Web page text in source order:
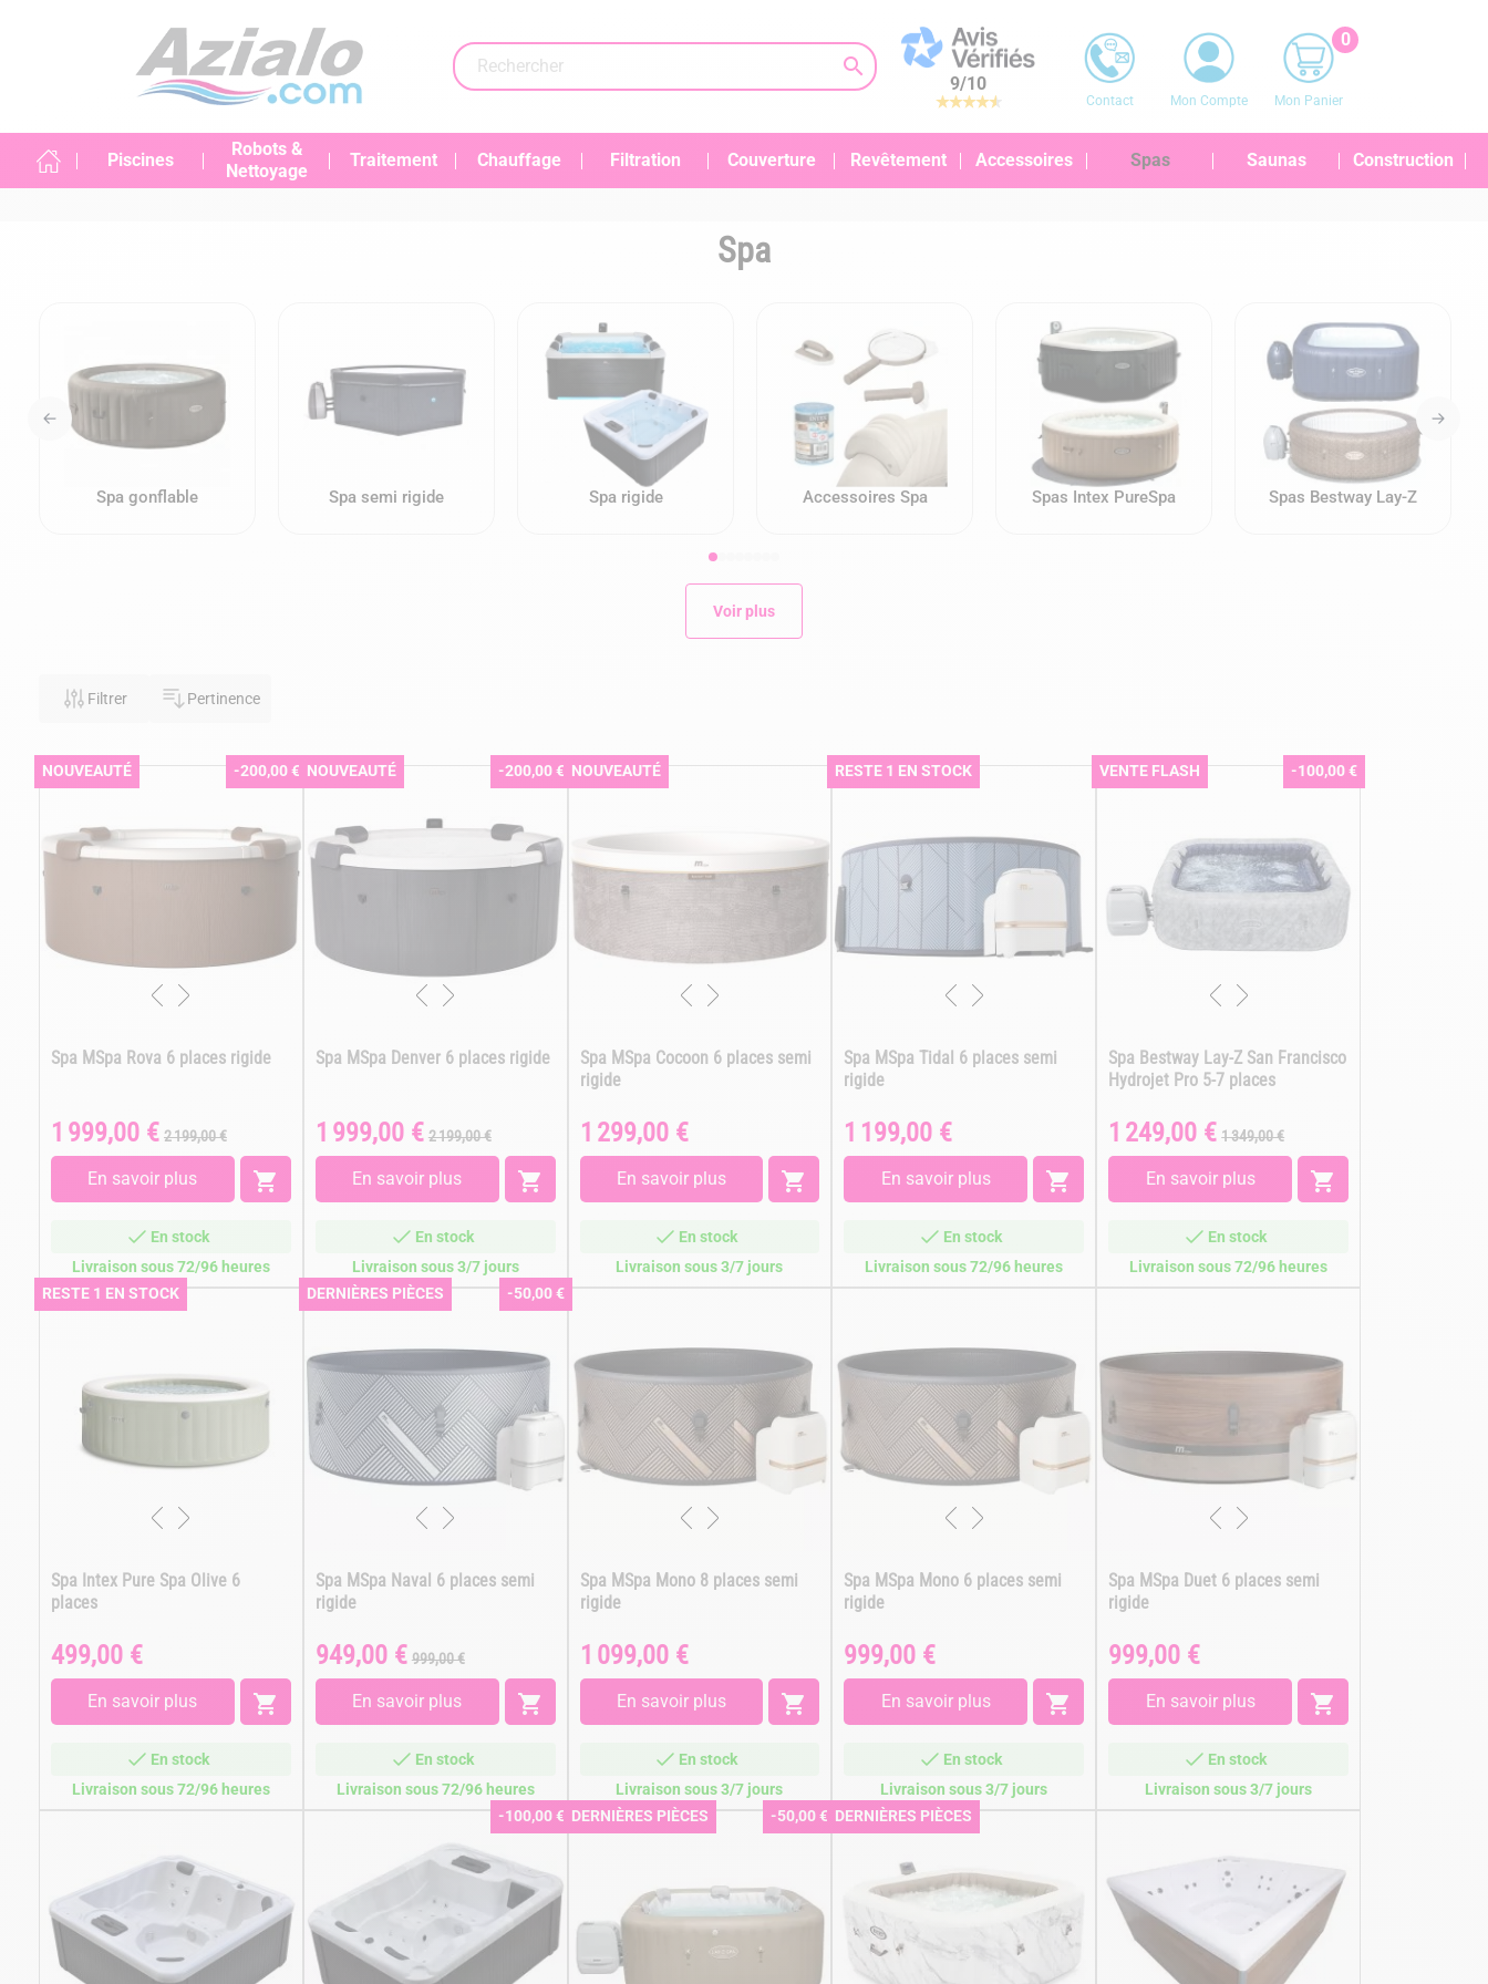

9/10
Contact Mon Compte
0
Mon Panier
Piscines
Robots &
Nettoyage
Traitement Chauffage Filtration Couverture Revêtement Accessoires Spas Saunas Construction
Spa
Spa gonflable Spa semi rigide Spa rigide Accessoires Spa Spas Intex PureSpa Spas Bestway Lay-Z
Voir plus
Filtrer Pertinence
NOUVEAUTÉ -200,00 €
Spa MSpa Rova 6 places rigide
Prix
1 999,00 € Prix
de
base
2 199,00 €
En savoir plus 
En stock
Livraison sous 72/96 heures
NOUVEAUTÉ -200,00 €
Spa MSpa Denver 6 places rigide
Prix
1 999,00 € Prix
de
base
2 199,00 €
En savoir plus 
En stock
Livraison sous 3/7 jours
NOUVEAUTÉ
Spa MSpa Cocoon 6 places semi
rigide
Prix
1 299,00 €
En savoir plus 
En stock
Livraison sous 3/7 jours
RESTE 1 EN STOCK
Spa MSpa Tidal 6 places semi
rigide
Prix
1 199,00 €
En savoir plus 
En stock
Livraison sous 72/96 heures
VENTE FLASH -100,00 €
Spa Bestway Lay-Z San Francisco
Hydrojet Pro 5-7 places
Prix
1 249,00 € Prix
de
base
1 349,00 €
En savoir plus 
En stock
Livraison sous 72/96 heures
RESTE 1 EN STOCK
Spa Intex Pure Spa Olive 6
places
Prix
499,00 €
En savoir plus 
En stock
Livraison sous 72/96 heures
DERNIÈRES PIÈCES -50,00 €
Spa MSpa Naval 6 places semi
rigide
Prix
949,00 € Prix
de
base
999,00 €
En savoir plus 
En stock
Livraison sous 72/96 heures
Spa MSpa Mono 8 places semi
rigide
Prix
1 099,00 €
En savoir plus 
En stock
Livraison sous 3/7 jours
Spa MSpa Mono 6 places semi
rigide
Prix
999,00 €
En savoir plus 
En stock
Livraison sous 3/7 jours
Spa MSpa Duet 6 places semi
rigide
Prix
999,00 €
En savoir plus 
En stock
Livraison sous 3/7 jours
-100,00 € DERNIÈRES PIÈCES -50,00 € DERNIÈRES PIÈCES